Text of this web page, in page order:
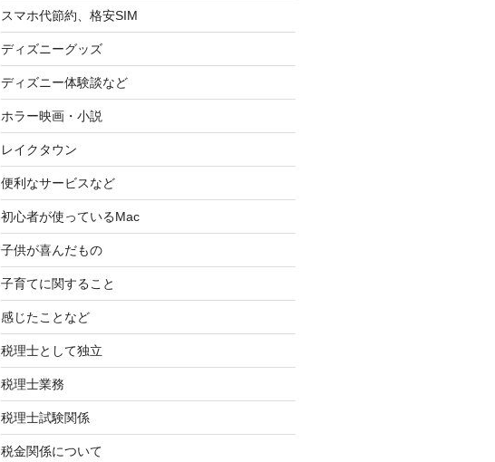
スマホ代節約、格安SIM
ディズニーグッズ
ディズニー体験談など
ホラー映画・小説
レイクタウン
便利なサービスなど
初心者が使っているMac
子供が喜んだもの
子育てに関すること
感じたことなど
税理士として独立
税理士業務
税理士試験関係
税金関係について